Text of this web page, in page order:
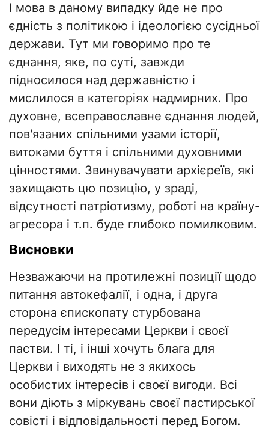
І мова в даному випадку йде не про
єдність з політикою і ідеологією сусідньої
держави. Тут ми говоримо про те
єднання, яке, по суті, завжди
підносилося над державністю і
мислилося в категоріях надмирних. Про
духовне, всеправославне єднання людей,
пов'язаних спільними узами історії,
витоками буття і спільними духовними
цінностями. Звинувачувати архієреїв, які
захищають цю позицію, у зраді,
відсутності патріотизму, роботі на країну-
агресора і т.п. буде глибоко помилковим.
Висновки
Незважаючи на протилежні позиції щодо
питання автокефалії, і одна, і друга
сторона єпископату стурбована
передусім інтересами Церкви і своєї
пастви. І ті, і інші хочуть блага для
Церкви і виходять не з якихось
особистих інтересів і своєї вигоди. Всі
вони діють з міркувань своєї пастирської
совісті і відповідальності перед Богом.